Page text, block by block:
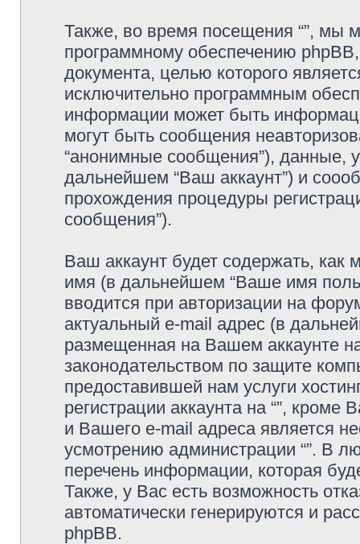
Также, во время посещения “”, мы
программному обеспечению
документа, целью которого
исключительно программным
информации может быть
могут быть сообщения
“анонимные сообщения”), данные,
дальнейшем “Ваш аккаунт”) и
прохождения процедуры
сообщения”).
Ваш аккаунт будет содержать,
имя (в дальнейшем “Ваше имя
вводится при авторизации на
актуальный e-mail адрес (в
размещенная на Вашем аккаунте
законодательством по защите
предоставившей нам услуги
регистрации аккаунта на “”,
и Вашего e-mail адреса является
усмотрению администрации “”. В
перечень информации, которая
Также, у Вас есть возможность
автоматически генерируются и
phpBB.